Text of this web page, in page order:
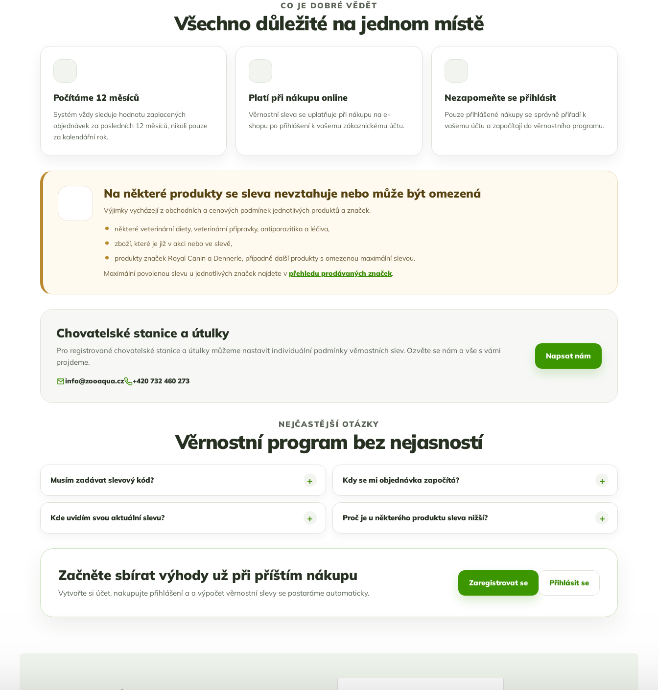
CO JE DOBRÉ VĚDĚT
Všechno důležité na jednom místě
Počítáme 12 měsíců
Systém vždy sleduje hodnotu zaplacených
objednávek za posledních 12 měsíců, nikoli pouze
za kalendářní rok.
Platí při nákupu online
Věrnostní sleva se uplatňuje při nákupu na e-
shopu po přihlášení k vašemu zákaznickému účtu.
Nezapomeňte se přihlásit
Pouze přihlášené nákupy se správně přiřadí k
vašemu účtu a započítají do věrnostního programu.
Na některé produkty se sleva nevztahuje nebo může být omezená
Výjimky vycházejí z obchodních a cenových podmínek jednotlivých produktů a značek.
některé veterinární diety, veterinární přípravky, antiparazitika a léčiva,
zboží, které je již v akci nebo ve slevě,
produkty značek Royal Canin a Dennerle, případně další produkty s omezenou maximální slevou.
Maximální povolenou slevu u jednotlivých značek najdete v přehledu prodávaných značek.
Chovatelské stanice a útulky
Pro registrované chovatelské stanice a útulky můžeme nastavit individuální podmínky věrnostních slev. Ozvěte se nám a vše s vámi
projdeme.
info@zooaqua.cz +420 732 460 273
Napsat nám
NEJČASTĚJŠÍ OTÁZKY
Věrnostní program bez nejasností
Musím zadávat slevový kód? Kdy se mi objednávka započítá?
Kde uvidím svou aktuální slevu? Proč je u některého produktu sleva nižší?
Začněte sbírat výhody už při příštím nákupu
Vytvořte si účet, nakupujte přihlášení a o výpočet věrnostní slevy se postaráme automaticky.
Zaregistrovat se Přihlásit se